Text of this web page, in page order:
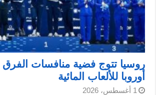
روسيا تتوج فضية منافسات
أوروبا للألعاب المائية
1 أغسطس، 2026